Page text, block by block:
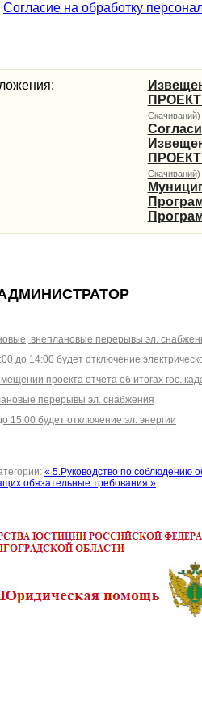
Согласие на обработку
ПРОЕКТ
Скачиваний)
ПРОЕКТ
Скачиваний)
внеплановые перерывы эл.
до 14:00 будет отключение
проекта отчета об итогах гос.
перерывы эл. снабжения
15:00 будет отключение эл. энергии
« 5.Руководство по соблюдению
обязательные требования »